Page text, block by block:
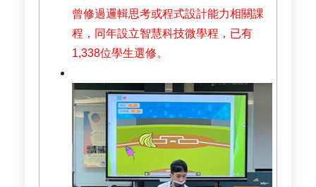
曾修過邏輯思考或程式設計能力相關課
程，同年設立智慧科技微學程，已有
1,338位學生選修。